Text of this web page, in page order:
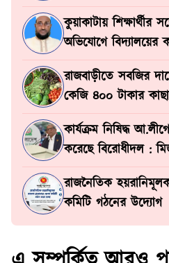
কুয়াকাটায় শিক্ষার্থীর
অভিযোগে বিদ্যালয়ের
রাজবাড়ীতে সবজির
কেজি ৪০০ টাকার
কার্যক্রম নিষিদ্ধ
করেছে বিরোধীদল :
রাজনৈতিক
কমিটি গঠনের উদ্যোগ